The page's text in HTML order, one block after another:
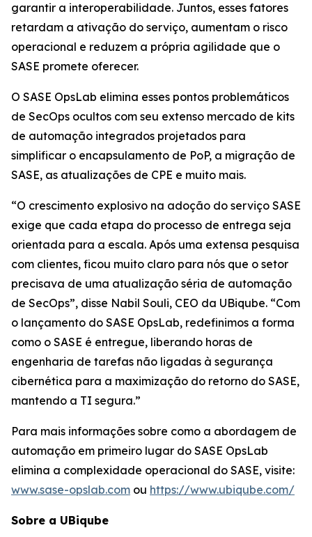
garantir a interoperabilidade. Juntos, esses fatores
retardam a ativação do serviço, aumentam o risco
operacional e reduzem a própria agilidade que o
SASE promete oferecer.
O SASE OpsLab elimina esses pontos problemáticos
de SecOps ocultos com seu extenso mercado de kits
de automação integrados projetados para
simplificar o encapsulamento de PoP, a migração de
SASE, as atualizações de CPE e muito mais.
“O crescimento explosivo na adoção do serviço SASE
exige que cada etapa do processo de entrega seja
orientada para a escala. Após uma extensa pesquisa
com clientes, ficou muito claro para nós que o setor
precisava de uma atualização séria de automação
de SecOps”, disse Nabil Souli, CEO da UBiqube. “Com
o lançamento do SASE OpsLab, redefinimos a forma
como o SASE é entregue, liberando horas de
engenharia de tarefas não ligadas à segurança
cibernética para a maximização do retorno do SASE,
mantendo a TI segura.”
Para mais informações sobre como a abordagem de
automação em primeiro lugar do SASE OpsLab
elimina a complexidade operacional do SASE, visite:
www.sase-opslab.com ou https://www.ubiqube.com/
Sobre a UBiqube